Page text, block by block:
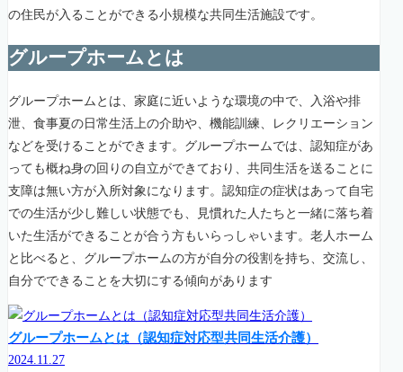
の住民が入ることができる小規模な共同生活施設です。
グループホームとは
グループホームとは、家庭に近いような環境の中で、入浴や排
泄、食事夏の日常生活上の介助や、機能訓練、レクリエーション
などを受けることができます。グループホームでは、認知症があ
っても概ね身の回りの自立ができており、共同生活を送ることに
支障は無い方が入所対象になります。認知症の症状はあって自宅
での生活が少し難しい状態でも、見慣れた人たちと一緒に落ち着
いた生活ができることが合う方もいらっしゃいます。老人ホーム
と比べると、グループホームの方が自分の役割を持ち、交流し、
自分でできることを大切にする傾向があります
グループホームとは（認知症対応型共同生活介護）
2024.11.27